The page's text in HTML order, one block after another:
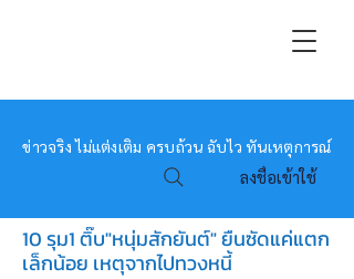
หมอข่าว
ข่าวจริง ไม่แต่งเติม ครบถ้วน ฉับไว ทันเหตุการณ์
ลงชื่อเข้าใช้
10 รุม1 ติ๊บ"หนุ่มสักยันต์" ยืนซัดแค่แตก
เล็กน้อย เหตุจากไปทวงหนี้